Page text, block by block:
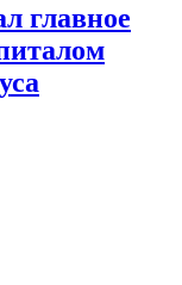
главное